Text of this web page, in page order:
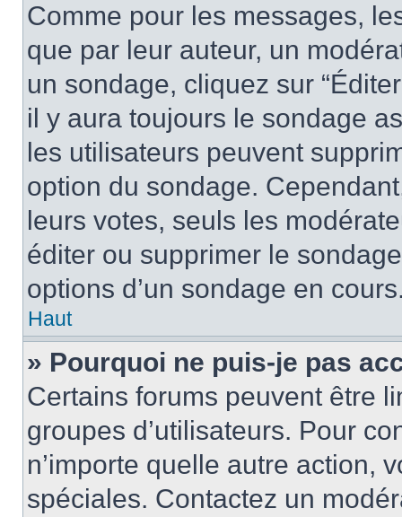
Comme pour les messages,
que par leur auteur, un
un sondage, cliquez sur
il y aura toujours le sondage
les utilisateurs peuvent
option du sondage.
leurs votes, seuls les
éditer ou supprimer le
options d’un sondage en
Haut
» Pourquoi ne puis-je pas
Certains forums peuvent être
groupes d’utilisateurs. Pour
n’importe quelle autre action,
spéciales. Contactez un